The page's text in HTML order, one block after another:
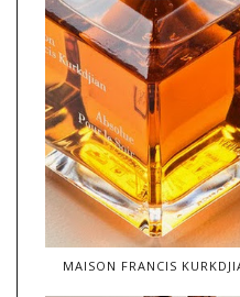
MAISON FRANCIS